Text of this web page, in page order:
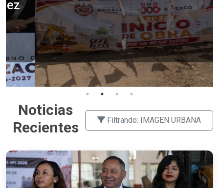
06/07/2026
Ver más
Noticias
Recientes
Filtrando: IMAGEN URBANA